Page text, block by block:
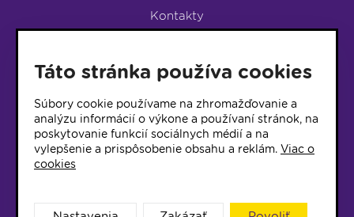
Kontakty
LUMEN KLUB
LUMEN KLUB PRIHLÁŠKA
© 2017 Rádio Lumen, Všetky práva vyhradené
Táto stránka používa cookies
Súbory cookie používame na zhromažďovanie a
analýzu informácií o výkone a používaní stránok, na
poskytovanie funkcií sociálnych médií a na
vylepšenie a prispôsobenie obsahu a reklám. Viac o
cookies